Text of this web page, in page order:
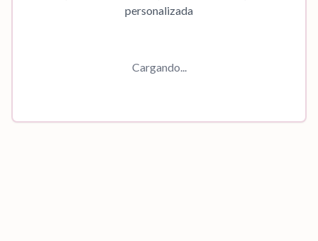
personalizada
Cargando...